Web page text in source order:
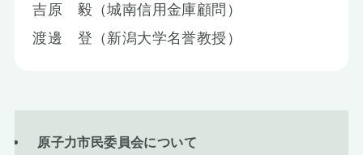
吉原 毅（城南信用金庫顧問）
渡邊 登（新潟大学名誉教授）
原子力市民委員会について